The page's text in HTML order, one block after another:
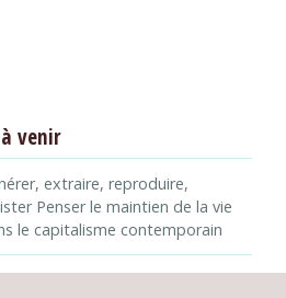
venir
extraire, reproduire,
Penser le maintien de la vie
le capitalisme contemporain